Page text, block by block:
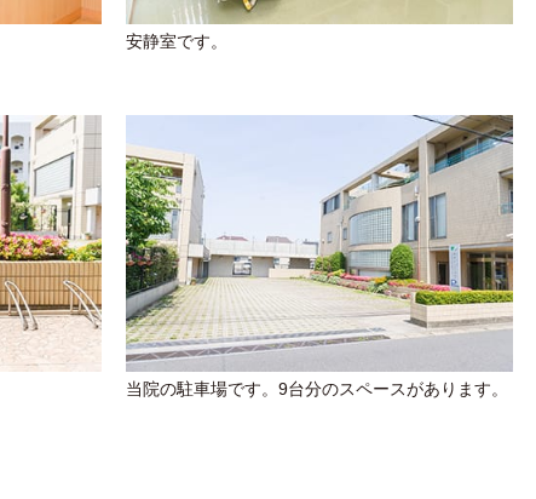
安静室です。
当院の駐車場です。9台分のスペースがあります。